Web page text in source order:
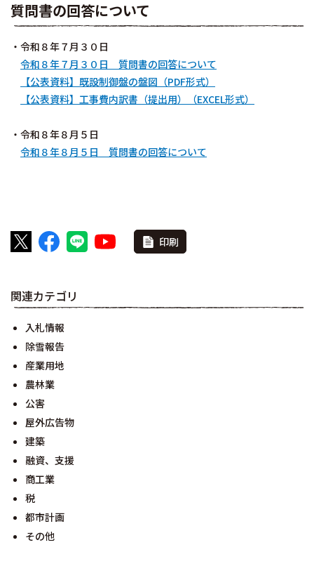
質問書の回答について
・令和８年７月３０日
令和８年７月３０日 質問書の回答について
【公表資料】既設制御盤の盤図（PDF形式）
【公表資料】工事費内訳書（提出用）（EXCEL形式）
・令和８年８月５日
令和８年８月５日 質問書の回答について
印刷
関連カテゴリ
入札情報
除雪報告
産業用地
農林業
公害
屋外広告物
建築
融資、支援
商工業
税
都市計画
その他